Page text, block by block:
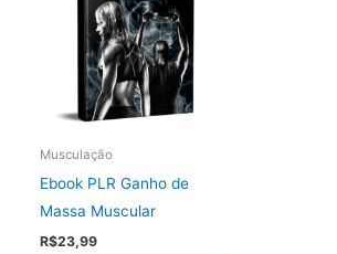
Musculação
Ebook PLR Ganho de
Massa Muscular
R$23,99